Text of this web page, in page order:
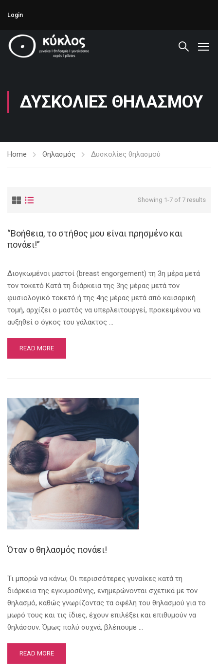
Login
ΔΥΣΚΟΛΊΕΣ ΘΗΛΑΣΜΟΎ
Home Θηλασμός Δυσκολίες θηλασμού
Showing 1-7 of 7 results
“Βοήθεια, το στήθος μου είναι πρησμένο και
πονάει!”
Διογκωμένοι μαστοί (breast engorgement) τη 3η μέρα μετά
τον τοκετό Κατά τη διάρκεια της 3ης μέρας μετά τον
φυσιολογικό τοκετό ή της 4ης μέρας μετά από καισαρική
τομή, αρχίζει ο μαστός να υπερλειτουργεί, προκειμένου να
αυξηθεί ο όγκος του γάλακτος …
READ MORE
Όταν ο θηλασμός πονάει!
Τι μπορώ να κάνω; Οι περισσότερες γυναίκες κατά τη
διάρκεια της εγκυμοσύνης, ενημερώνονται σχετικά με τον
θηλασμό, καθώς γνωρίζοντας τα οφέλη του θηλασμού για το
μωρό τους και τις ίδιες, έχουν επιλέξει και επιθυμούν να
θηλάσουν. Όμως πολύ συχνά, βλέπουμε …
READ MORE